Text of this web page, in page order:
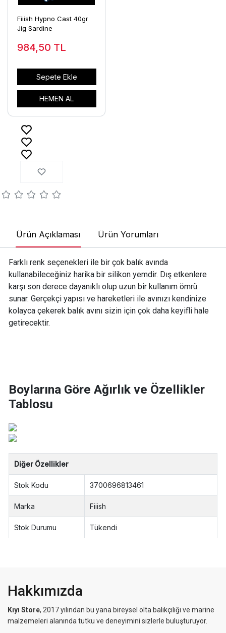
Fiiish Hypno Cast 40gr
Jig Sardine
984,50 TL
Sepete Ekle
HEMEN AL
Ürün Açıklaması Ürün Yorumları
Farklı renk seçenekleri ile bir çok balık avında
kullanabileceğiniz harika bir silikon yemdir. Dış etkenlere
karşı son derece dayanıklı olup uzun bir kullanım ömrü
sunar. Gerçekçi yapısı ve hareketleri ile avınızı kendinize
kolayca çekerek balık avını sizin için çok daha keyifli hale
getirecektir.
Boylarına Göre Ağırlık ve Özellikler
Tablosu
Diğer Özellikler
Stok Kodu 3700696813461
Marka Fiiish
Stok Durumu Tükendi
Hakkımızda
Kıyı Store, 2017 yılından bu yana bireysel olta balıkçılığı ve marine
malzemeleri alanında tutku ve deneyimini sizlerle buluşturuyor.